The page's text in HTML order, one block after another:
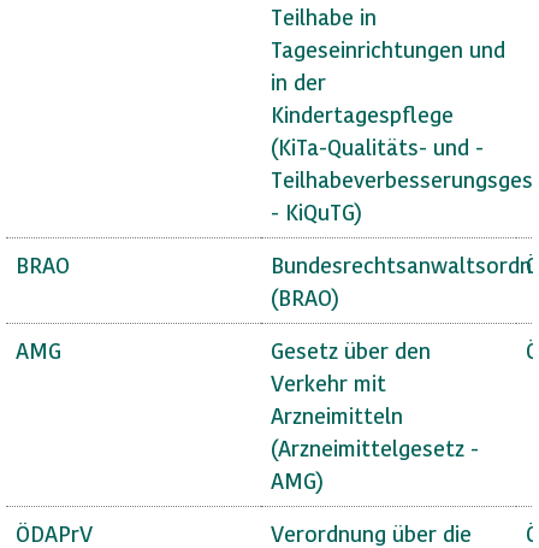
Teilhabe in
Tageseinrichtungen und
in der
Kindertagespflege
(KiTa-Qualitäts- und -
- KiQuTG)
BRAO
(BRAO)
AMG
Gesetz über den
Verkehr mit
Arzneimitteln
(Arzneimittelgesetz -
AMG)
ÖDAPrV
Verordnung über die